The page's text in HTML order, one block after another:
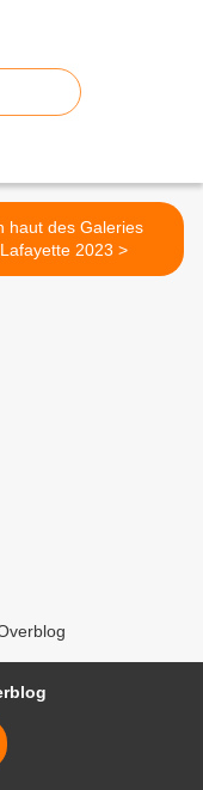
haut des Galeries
Lafayette 2023 >